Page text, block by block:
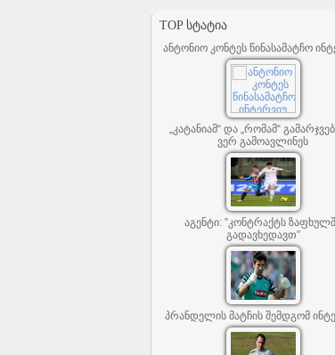
TOP ᲡᲢᲐᲢᲘᲐ
ანტონიო კონტეს წინასამატჩო
„კატანიამ“ და „რომამ“
ვერ გამოავლინეს
აგენტი: ”კონტრაქტს
გადავხედავთ”
პრანდელის მატჩის შემდგომ